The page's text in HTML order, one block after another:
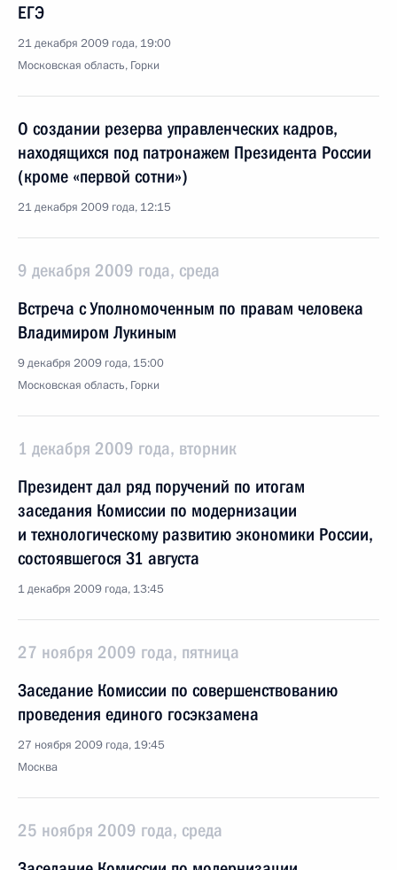
ЕГЭ
21 декабря 2009 года, 19:00
Московская область, Горки
О создании резерва управленческих кадров,
находящихся под патронажем Президента России
(кроме «первой сотни»)
21 декабря 2009 года, 12:15
9 декабря 2009 года, среда
Встреча с Уполномоченным по правам человека
Владимиром Лукиным
9 декабря 2009 года, 15:00
Московская область, Горки
1 декабря 2009 года, вторник
Президент дал ряд поручений по итогам
заседания Комиссии по модернизации
и технологическому развитию экономики России,
состоявшегося 31 августа
1 декабря 2009 года, 13:45
27 ноября 2009 года, пятница
Заседание Комиссии по совершенствованию
проведения единого госэкзамена
27 ноября 2009 года, 19:45
Москва
25 ноября 2009 года, среда